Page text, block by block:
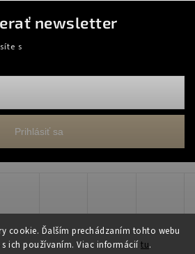
cookie. Ďalším prechádzaním tohto webu
s ich používaním. Viac informácií tu.
newsletter
s
Prihlásiť sa